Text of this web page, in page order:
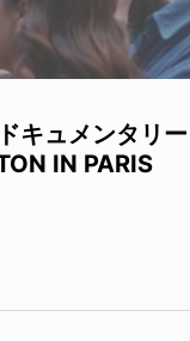
キュメンタリー
IN PARIS